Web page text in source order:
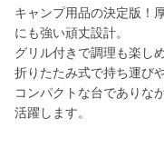
キャンプ用品の決定版！
にも強い頑丈設計。
グリル付きで調理も楽し
折りたたみ式で持ち運び
コンパクトな台でありな
活躍します。